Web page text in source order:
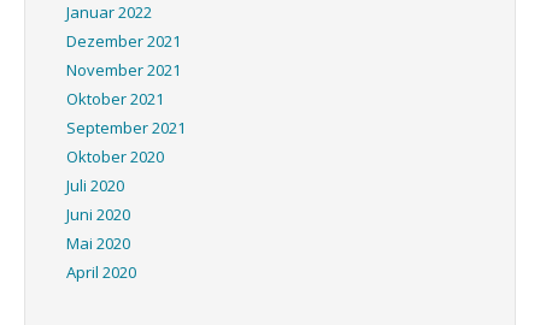
Januar 2022
Dezember 2021
November 2021
Oktober 2021
September 2021
Oktober 2020
Juli 2020
Juni 2020
Mai 2020
April 2020